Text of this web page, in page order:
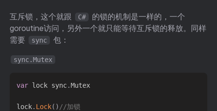
互斥锁，这个就跟 C#
的锁的机制是一样的，一个
goroutine访问，另外一个就只能等待互斥锁的释放。同样
需要
sync 包：
sync.Mutex
var lock sync.Mutex
lock. Lock( ) //加锁